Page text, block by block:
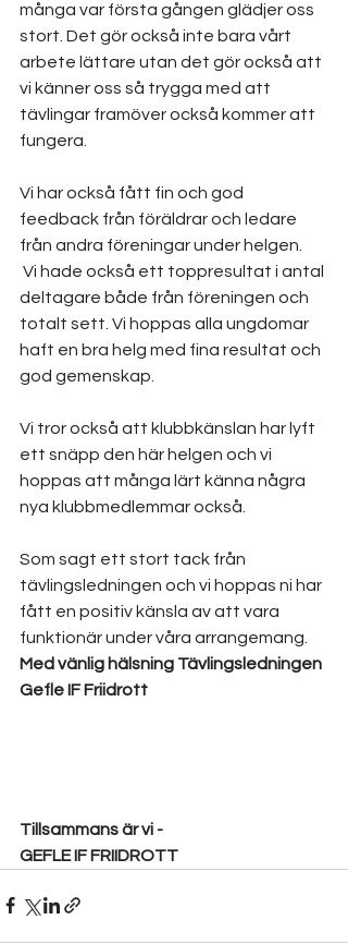
många var första gången glädjer oss
stort. Det gör också inte bara vårt
arbete lättare utan det gör också att
vi känner oss så trygga med att
tävlingar framöver också kommer att
fungera.
Vi har också fått fin och god
feedback från föräldrar och ledare
från andra föreningar under helgen.
deltagare både från föreningen och
totalt sett. Vi hoppas alla ungdomar
haft en bra helg med fina resultat och
god gemenskap.
Vi tror också att klubbkänslan har lyft
ett snäpp den här helgen och vi
hoppas att många lärt känna några
nya klubbmedlemmar också.
Som sagt ett stort tack från
tävlingsledningen och vi hoppas ni har
fått en positiv känsla av att vara
funktionär under våra arrangemang.
Med vänlig hälsning Tävlingsledningen
Gefle IF Friidrott
Tillsammans är vi -
GEFLE IF FRIIDROTT